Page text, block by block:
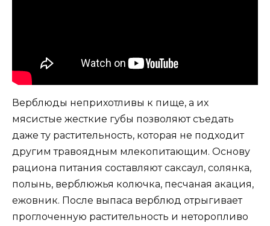
Верблюды неприхотливы к пище, а их
мясистые жесткие губы позволяют съедать
даже ту растительность, которая не подходит
другим травоядным млекопитающим. Основу
рациона питания составляют саксаул, солянка,
полынь, верблюжья колючка, песчаная акация,
ежовник. После выпаса верблюд отрыгивает
проглоченную растительность и неторопливо